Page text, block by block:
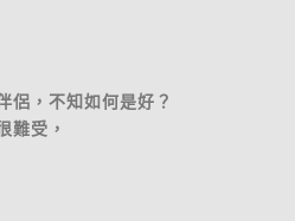
侶，不知如何是好？
難受，